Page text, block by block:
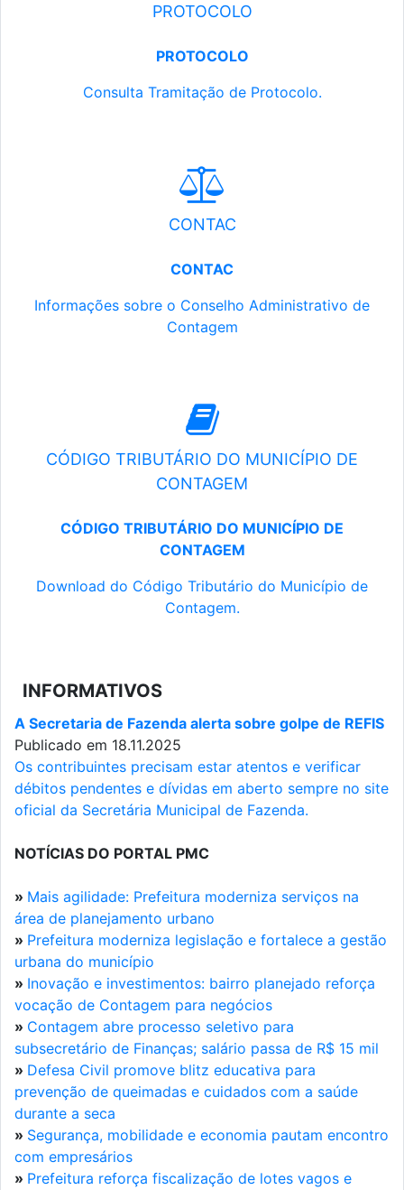
PROTOCOLO
PROTOCOLO
Consulta Tramitação de Protocolo.
CONTAC
CONTAC
Informações sobre o Conselho Administrativo de
Contagem
CÓDIGO TRIBUTÁRIO DO MUNICÍPIO DE
CONTAGEM
CÓDIGO TRIBUTÁRIO DO MUNICÍPIO DE
CONTAGEM
Download do Código Tributário do Município de
Contagem.
INFORMATIVOS
A Secretaria de Fazenda alerta sobre golpe de REFIS
Publicado em 18.11.2025
Os contribuintes precisam estar atentos e verificar
débitos pendentes e dívidas em aberto sempre no site
oficial da Secretária Municipal de Fazenda.
NOTÍCIAS DO PORTAL PMC
» Mais agilidade: Prefeitura moderniza serviços na
área de planejamento urbano
» Prefeitura moderniza legislação e fortalece a gestão
urbana do município
» Inovação e investimentos: bairro planejado reforça
vocação de Contagem para negócios
» Contagem abre processo seletivo para
subsecretário de Finanças; salário passa de R$ 15 mil
» Defesa Civil promove blitz educativa para
prevenção de queimadas e cuidados com a saúde
durante a seca
» Segurança, mobilidade e economia pautam encontro
com empresários
» Prefeitura reforça fiscalização de lotes vagos e